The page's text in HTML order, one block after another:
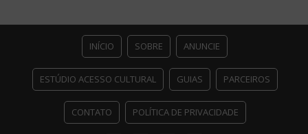
INÍCIO SOBRE ANUNCIE
ESTÚDIO ACESSO CULTURAL GUIAS PARCEIROS
CONTATO POLÍTICA DE PRIVACIDADE